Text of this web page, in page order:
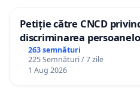
Petiție către CNCD
discriminarea
către utilizatorul TikTok
263 semnături
225 Semnături / 7 zile
1 Aug 2026